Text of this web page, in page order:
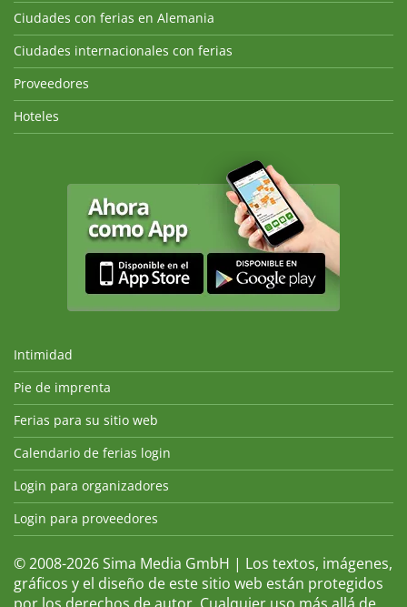
Ciudades con ferias en Alemania
Ciudades internacionales con ferias
Proveedores
Hoteles
Intimidad
Pie de imprenta
Ferias para su sitio web
Calendario de ferias login
Login para organizadores
Login para proveedores
© 2008-2026 Sima Media GmbH | Los textos, imágenes,
gráficos y el diseño de este sitio web están protegidos